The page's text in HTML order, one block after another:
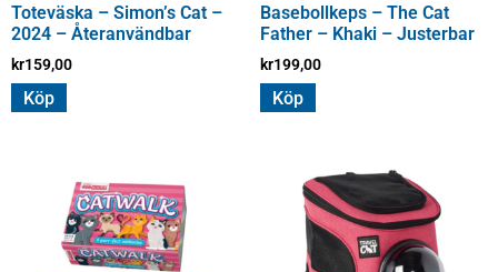
Toteväska – Simon’s Cat –
2024 – Återanvändbar
kr159,00
Köp
Basebollkeps – The Cat
Father – Khaki – Justerbar
kr199,00
Köp